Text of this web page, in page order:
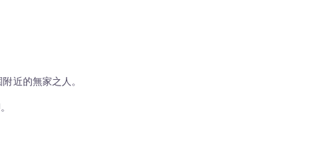
近的無家之人。